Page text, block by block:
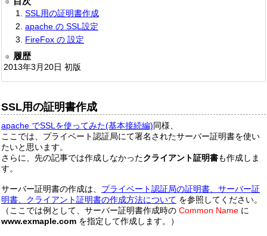
SSL用の証明書作成
apache の SSL設定
FireFox の 設定
履歴
2013年3月20日 初版
SSL用の証明書作成
apache でSSLを使ってみた(基本接続編)同様、
ここでは、プライベート認証局にて署名されたサーバー証明書を使い
たいと思います。
さらに、先の記事では作成しなかったクライアント証明書も作成しま
す。
サーバー証明書の作成は、 プライベート認証局の証明書、サーバー証
明書、クライアント証明書の作成方法について を参照してください。
（ここでは例として、サーバー証明書作成時の Common Name に
www.exmaple.com を指定して作成します。）